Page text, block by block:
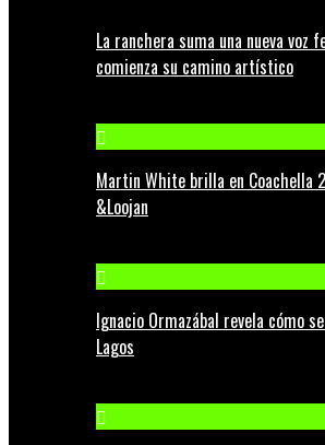
La ranchera suma una nueva voz
comienza su camino artístico
Martin White brilla en Coachella
&Loojan
Ignacio Ormazábal revela cómo
Lagos